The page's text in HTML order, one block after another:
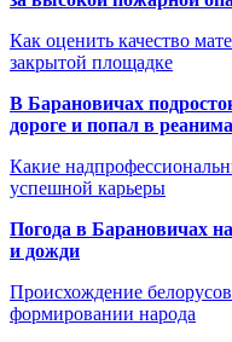
Как оценить качество
закрытой площадке
В Барановичах
дороге и попал в
Какие
успешной карьеры
Погода в Барановичах
и дожди
Происхождение
формировании народа